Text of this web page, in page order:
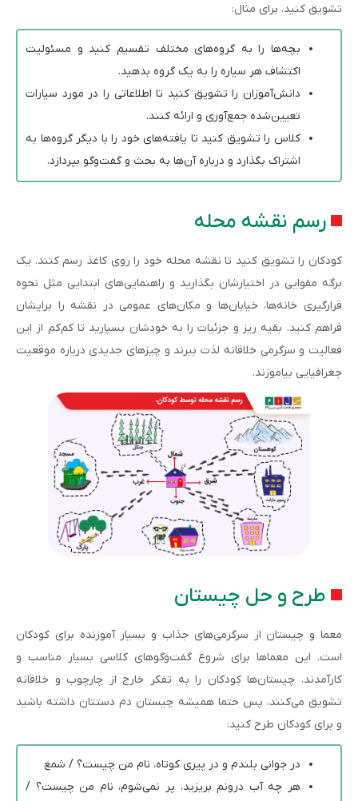
تشویق کنید. برای مثال:
بچه‌ها را به گروه‌های مختلف تقسیم کنید و مسئولیت
اکتشاف هر سیاره را به یک گروه بدهید.
دانش‌آموزان را تشویق کنید تا اطلاعاتی را در مورد سیارات
تعیین‌شده جمع‌آوری و ارائه کنند.
کلاس را تشویق کنید تا یافته‌های خود را با دیگر گروه‌ها به
اشتراک بگذارد و درباره آن‌ها به بحث و گفت‌وگو بپردازد.
رسم نقشه محله
کودکان را تشویق کنید تا نقشه محله خود را روی کاغذ رسم کنند. یک
برگه مقوایی در اختیارشان بگذارید و راهنمایی‌های ابتدایی مثل نحوه
قرارگیری خانه‌ها، خیابان‌ها و مکان‌های عمومی در نقشه را برایشان
فراهم کنید. بقیه ریز و جزئیات را به خودشان بسپارید تا کم‌کم از این
فعالیت و سرگرمی خلاقانه لذت ببرند و چیزهای جدیدی درباره موقعیت
جغرافیایی بیاموزند.
طرح و حل چیستان
معما و چیستان از سرگرمی‌های جذاب و بسیار آموزنده برای کودکان
است. این معماها برای شروع گفت‌وگوهای کلاسی بسیار مناسب و
کارآمدند. چیستان‌ها کودکان را به تفکر خارج از چارچوب و خلاقانه
تشویق می‌کنند، پس حتما همیشه چیستان دم دستتان داشته باشید
و برای کودکان طرح کنید:
در جوانی بلندم و در پیری کوتاه، نام من چیست؟ / شمع
هر چه آب درونم بریزید، پر نمی‌شوم، نام من چیست؟ /